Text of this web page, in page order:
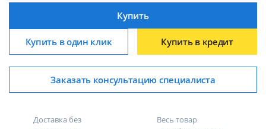
Купить
Купить в один клик Купить в кредит
Заказать консультацию специалиста
Доставка без
Весь товар